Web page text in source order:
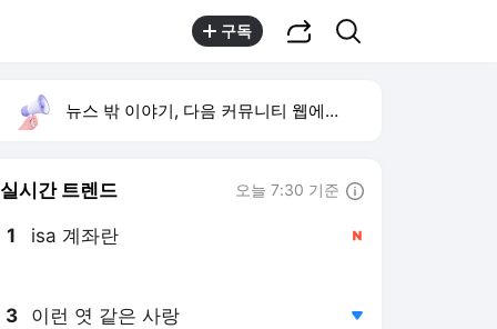
구독
뉴스 밖 이야기, 다음 커뮤니티 웹에서 보기
실시간 트렌드 오늘 7:30 기준
1 isa 계좌란
3 이런 엿 같은 사랑